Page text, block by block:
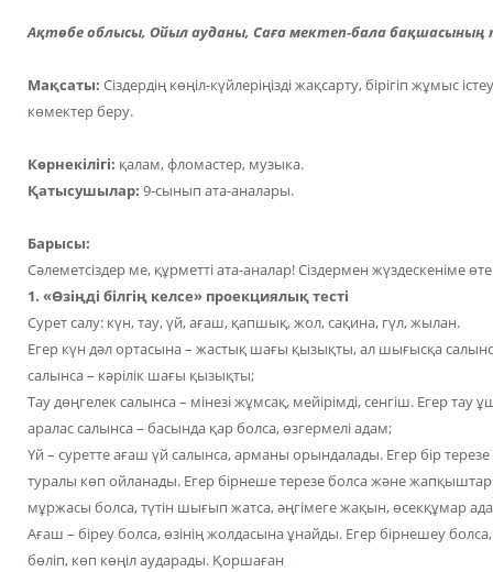
Ақтөбе облысы, Ойыл ауданы, Саға мектеп-бала бақшасының
Мақсаты: Сіздердің көңіл-күйлеріңізді жақсарту, бірігіп жұмыс
көмектер беру.
Көрнекілігі: қалам, фломастер, музыка.
Қатысушылар: 9-сынып ата-аналары.
Барысы:
Сәлеметсіздер ме, құрметті ата-аналар! Сіздермен жүздескеніме
1. «Өзіңді білгің келсе» проекциялық тесті
Сурет салу: күн, тау, үй, ағаш, қапшық, жол, сақина, гүл, жылан.
Егер күн дәл ортасына – жастық шағы қызықты, ал шығысқа
салынса – кәрілік шағы қызықты;
Тау дөңгелек салынса – мінезі жұмсақ, мейірімді, сенгіш. Егер тау
аралас салынса – басында қар болса, өзгермелі адам;
Үй – суретте ағаш үй салынса, арманы орындалады. Егер бір
туралы көп ойланады. Егер бірнеше терезе болса және
мұржасы болса, түтін шығып жатса, әңгімеге жақын, өсекқұмар
Ағаш – біреу болса, өзінің жолдасына ұнайды. Егер бірнешеу
бөліп, көп көңіл аударады. Қоршаған